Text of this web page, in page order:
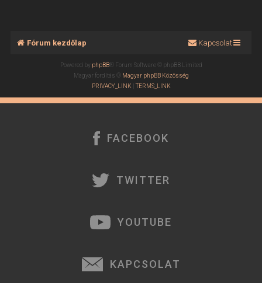
Fórum kezdőlap Kapcsolat
Powered by phpBB® Forum Software © phpBB Limited
Magyar fordítás ©
Magyar phpBB Közösség
PRIVACY_LINK| TERMS_LINK
FACEBOOK
TWITTER
YOUTUBE
KAPCSOLAT